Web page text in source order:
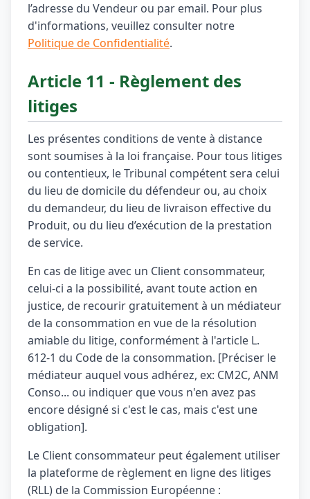
l’adresse du Vendeur ou par email. Pour plus
d'informations, veuillez consulter notre
Politique de Confidentialité.
Article 11 - Règlement des
litiges
Les présentes conditions de vente à distance
sont soumises à la loi française. Pour tous litiges
ou contentieux, le Tribunal compétent sera celui
du lieu de domicile du défendeur ou, au choix
du demandeur, du lieu de livraison effective du
Produit, ou du lieu d’exécution de la prestation
de service.
En cas de litige avec un Client consommateur,
celui-ci a la possibilité, avant toute action en
justice, de recourir gratuitement à un médiateur
de la consommation en vue de la résolution
amiable du litige, conformément à l'article L.
612-1 du Code de la consommation. [Préciser le
médiateur auquel vous adhérez, ex: CM2C, ANM
Conso... ou indiquer que vous n'en avez pas
encore désigné si c'est le cas, mais c'est une
obligation].
Le Client consommateur peut également utiliser
la plateforme de règlement en ligne des litiges
(RLL) de la Commission Européenne :